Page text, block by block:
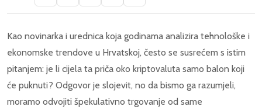
Kao novinarka i urednica koja godinama analizira tehnološke i
ekonomske trendove u Hrvatskoj, često se susrećem s istim
pitanjem: je li cijela ta priča oko kriptovaluta samo balon koji
će puknuti? Odgovor je slojevit, no da bismo ga razumjeli,
moramo odvojiti špekulativno trgovanje od same